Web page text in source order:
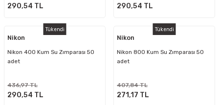
290,54 TL 290,54 TL
Tükendi
Nikon
Nikon 400 Kum Su Zımparası 50
adet
436,97 TL
290,54 TL
Tükendi
Nikon
Nikon 800 Kum Su Zımparası 50
adet
407,84 TL
271,17 TL